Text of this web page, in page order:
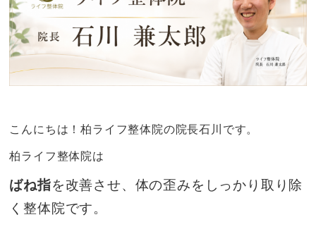
こんにちは！柏ライフ整体院の院長石川です。
柏ライフ整体院は
ばね指を改善させ、体の歪みをしっかり取り除
く整体院です。